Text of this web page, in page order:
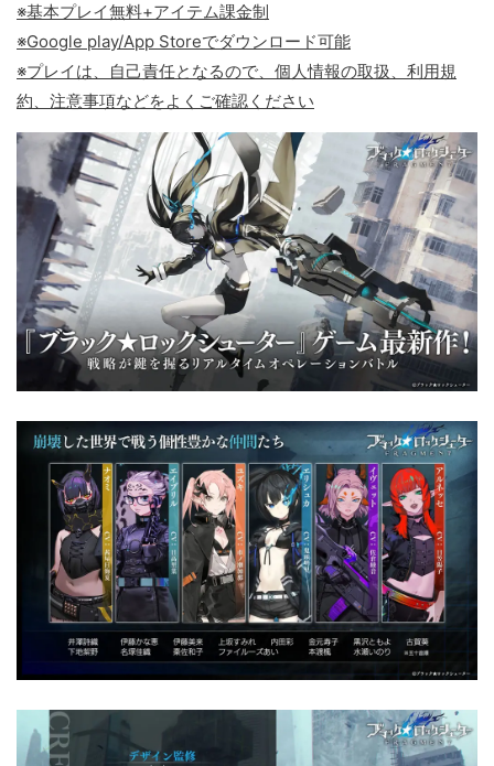
※基本プレイ無料+アイテム課金制
※Google play/App Storeでダウンロード可能
※プレイは、自己責任となるので、個人情報の取扱、利用規
約、注意事項などをよくご確認ください